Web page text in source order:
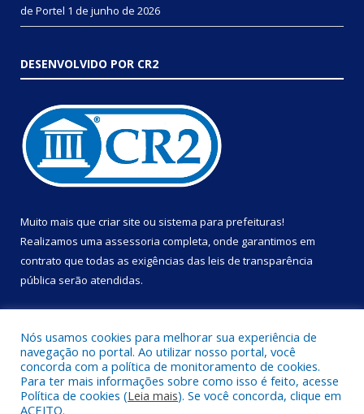
de Portel 1 de junho de 2026
DESENVOLVIDO POR CR2
Muito mais que criar site ou sistema para prefeituras!
Realizamos uma assessoria completa, onde garantimos em
contrato que todas as exigências das leis de transparência
pública serão atendidas.
Todos os direitos reservados a Prefeitura Municipal de Portel.
Nós usamos cookies para melhorar sua experiência de
navegação no portal. Ao utilizar nosso portal, você
concorda com a política de monitoramento de cookies.
Para ter mais informações sobre como isso é feito, acesse
Política de cookies (Leia mais). Se você concorda, clique em
ACEITO.